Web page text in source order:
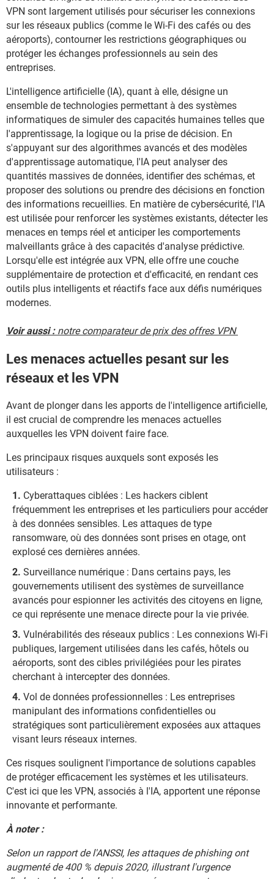
VPN sont largement utilisés pour sécuriser les connexions
sur les réseaux publics (comme le Wi-Fi des cafés ou des
aéroports), contourner les restrictions géographiques ou
protéger les échanges professionnels au sein des
entreprises.
L'intelligence artificielle (IA), quant à elle, désigne un
ensemble de technologies permettant à des systèmes
informatiques de simuler des capacités humaines telles que
l'apprentissage, la logique ou la prise de décision. En
s'appuyant sur des algorithmes avancés et des modèles
d'apprentissage automatique, l'IA peut analyser des
quantités massives de données, identifier des schémas, et
proposer des solutions ou prendre des décisions en fonction
des informations recueillies. En matière de cybersécurité, l'IA
est utilisée pour renforcer les systèmes existants, détecter les
menaces en temps réel et anticiper les comportements
malveillants grâce à des capacités d'analyse prédictive.
Lorsqu'elle est intégrée aux VPN, elle offre une couche
supplémentaire de protection et d'efficacité, en rendant ces
outils plus intelligents et réactifs face aux défis numériques
modernes.
Voir aussi : notre comparateur de prix des offres VPN
Les menaces actuelles pesant sur les
réseaux et les VPN
Avant de plonger dans les apports de l'intelligence artificielle,
il est crucial de comprendre les menaces actuelles
auxquelles les VPN doivent faire face.
Les principaux risques auxquels sont exposés les
utilisateurs :
Cyberattaques ciblées : Les hackers ciblent
fréquemment les entreprises et les particuliers pour accéder
à des données sensibles. Les attaques de type
ransomware, où des données sont prises en otage, ont
explosé ces dernières années.
Surveillance numérique : Dans certains pays, les
gouvernements utilisent des systèmes de surveillance
avancés pour espionner les activités des citoyens en ligne,
ce qui représente une menace directe pour la vie privée.
Vulnérabilités des réseaux publics : Les connexions Wi-Fi
publiques, largement utilisées dans les cafés, hôtels ou
aéroports, sont des cibles privilégiées pour les pirates
cherchant à intercepter des données.
Vol de données professionnelles : Les entreprises
manipulant des informations confidentielles ou
stratégiques sont particulièrement exposées aux attaques
visant leurs réseaux internes.
Ces risques soulignent l'importance de solutions capables
de protéger efficacement les systèmes et les utilisateurs.
C'est ici que les VPN, associés à l'IA, apportent une réponse
innovante et performante.
À noter :
Selon un rapport de l'ANSSI, les attaques de phishing ont
augmenté de 400 % depuis 2020, illustrant l'urgence